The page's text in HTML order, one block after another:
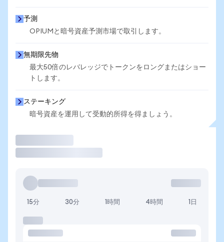
予測
OPIUMと暗号資産予測市場で取引します。
無期限先物
最大50倍のレバレッジでトークンをロングまたはショー
トします。
ステーキング
暗号資産を運用して受動的所得を得ましょう。
15分 30分 1時間 4時間 1日